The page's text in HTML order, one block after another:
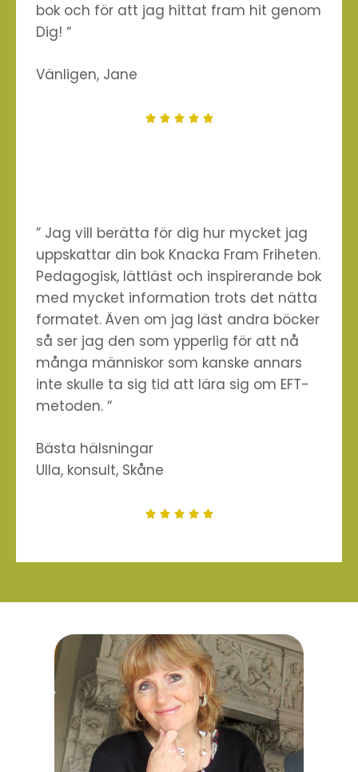
bok och för att jag hittat fram hit genom
Dig! “
Vänligen, Jane
    
” Jag vill berätta för dig hur mycket jag
uppskattar din bok Knacka Fram Friheten.
Pedagogisk, lättläst och inspirerande bok
med mycket information trots det nätta
formatet. Även om jag läst andra böcker
så ser jag den som ypperlig för att nå
många människor som kanske annars
inte skulle ta sig tid att lära sig om EFT-
metoden. “
Bästa hälsningar
Ulla, konsult, Skåne
    